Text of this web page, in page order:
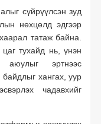
сүйрүүлсэн зуд
нөхцөлд эдгээр
татаж байна.
тухайд нь, үнэн
эртнээс
хангах, уур
чадавхийг